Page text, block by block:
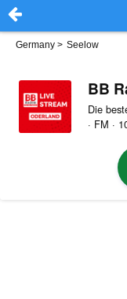
Germany > Seelow
BB
Die
· FM ·